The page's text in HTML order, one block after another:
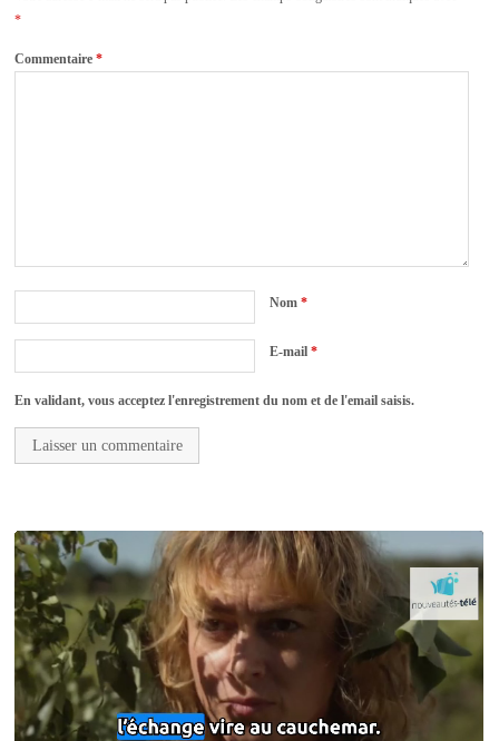
*
Commentaire*
Nom*
E-mail*
En validant, vous acceptez l'enregistrement du nom et de l'email saisis.